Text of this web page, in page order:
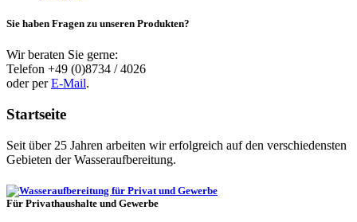
Sie haben Fragen zu unseren Produkten?
Wir beraten Sie gerne:
Telefon +49 (0)8734 / 4026
oder perE-Mail.
Startseite
Seit über 25 Jahren arbeiten wir erfolgreich auf den verschiedensten
Gebieten der Wasseraufbereitung.
Für Privathaushalte und Gewerbe